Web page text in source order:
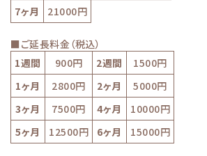
7ヶ月
21000円
■ご延長料金（税込）
1週間
900円 2週間
1500円
1ヶ月
2800円 2ヶ月
5000円
3ヶ月
7500円 4ヶ月
10000円
5ヶ月
12500円 6ヶ月 15000円